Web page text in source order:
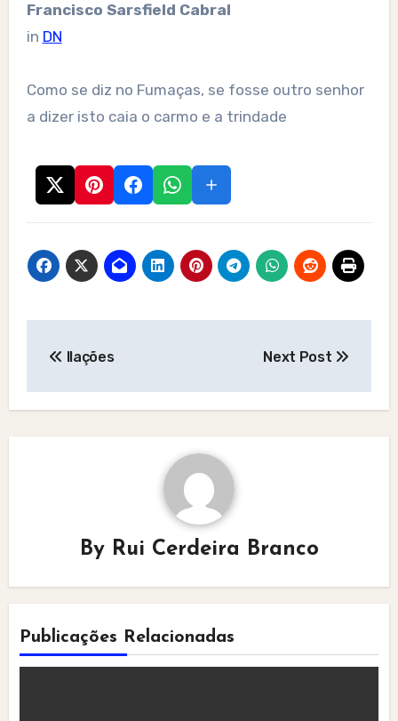
Francisco Sarsfield Cabral
in DN
Como se diz no Fumaças, se fosse outro senhor
a dizer isto caia o carmo e a trindade
navigation
Ilações Next Post
By Rui Cerdeira Branco
Publicações Relacionadas